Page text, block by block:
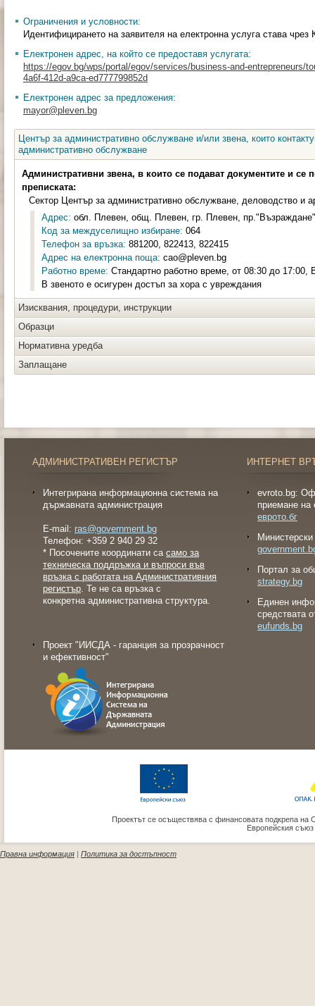
Ограничения и условности:
Идентифицирането на заявителя на електронна услуга става чрез
Електронен адрес, на който се предоставя услугата:
https://egov.bg/wps/portal/egov/services/business-and-entrepreneurs/
4a6f-412d-a9ca-ed777799852d
Електронен адрес за предложения:
mayor@pleven.bg
Център за административно обслужване и/или звена, които
административно обслужване
Административни звена, в които се подават документите и се
преписката:
Сектор Център за административно обслужване, деловодство и
Адрес: обл. Плевен, общ. Плевен, гр. Плевен,
Код за междуселищно избиране: 064
Телефон за връзка: 881200, 822413, 822415
Адрес на електронна поща: cao@pleven.bg
Работно време: Стандартно работно време, от 08:30 до 17:00,
В звеното е осигурен достъп за хора с увреждания
Изисквания, процедури, инструкции
Образци
Нормативна уредба
Заплащане
АДМИНИСТРАТИВЕН РЕГИСТЪР
Интегрирана информационна система на
държавната администрация
E-mail: ras@government.bg
Телефон: +359 2 940 29 32
* Посочените координати са само за
техническа поддръжка и въпроси във
връзка с работата на Административния
регистър. Те не са връзка с
конкретна административна структура.
Проект "ИИСДА - гаранция за прозрачност
и ефективност"
ИНТЕРНЕТ
evroto.bg:
приемане на
еврото.бг
Портал за
strategy.bg
Eдинен
средствата
eufunds.bg
Проектът се осъществява с финансовата подкрепа на
Европейския
Правна информация | Политика за достъпност